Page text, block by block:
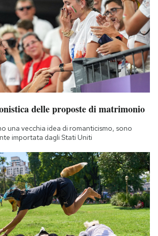
delle proposte di matrimonio
una vecchia idea di romanticismo, sono
importata dagli Stati Uniti